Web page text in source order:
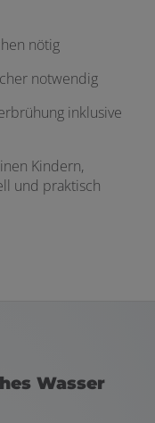
nötig
notwendig
inklusive
Kindern,
und praktisch
Wasser